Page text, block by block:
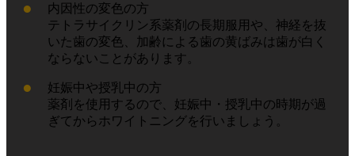
内因性の変色の方
テトラサイクリン系薬剤の長期服用や、神経を抜
いた歯の変色、加齢による歯の黄ばみは歯が白く
ならないことがあります。
妊娠中や授乳中の方
薬剤を使用するので、妊娠中・授乳中の時期が過
ぎてからホワイトニングを行いましょう。